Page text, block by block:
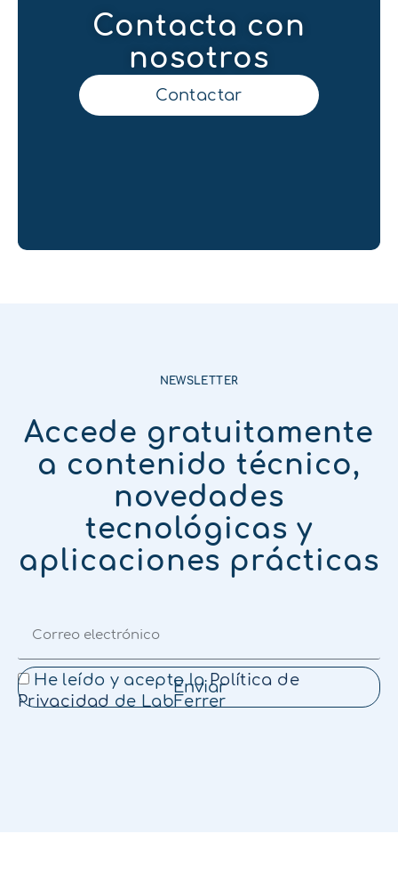
Contacta con
nosotros
Contactar
NEWSLETTER
Accede gratuitamente
a contenido técnico,
novedades
tecnológicas y
aplicaciones prácticas
He leído y acepto laPolítica de
Privacidad de LabFerrer
Enviar